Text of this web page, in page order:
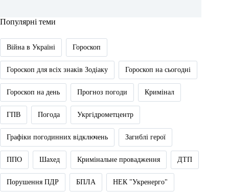
Популярні теми
Війна в Україні Гороскоп
Гороскоп для всіх знаків Зодіаку Гороскоп на сьогодні
Гороскоп на день Прогноз погоди Кримінал
ГПВ Погода Укргідрометцентр
Графіки погодинних відключень Загиблі герої
ППО Шахед Кримінальне провадження ДТП
Порушення ПДР БПЛА НЕК "Укренерго"